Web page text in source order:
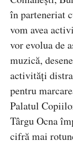
în parteneriat
vom avea
vor evolua de
muzică,
activități
pentru
Palatul
Târgu Ocna
cifră mai